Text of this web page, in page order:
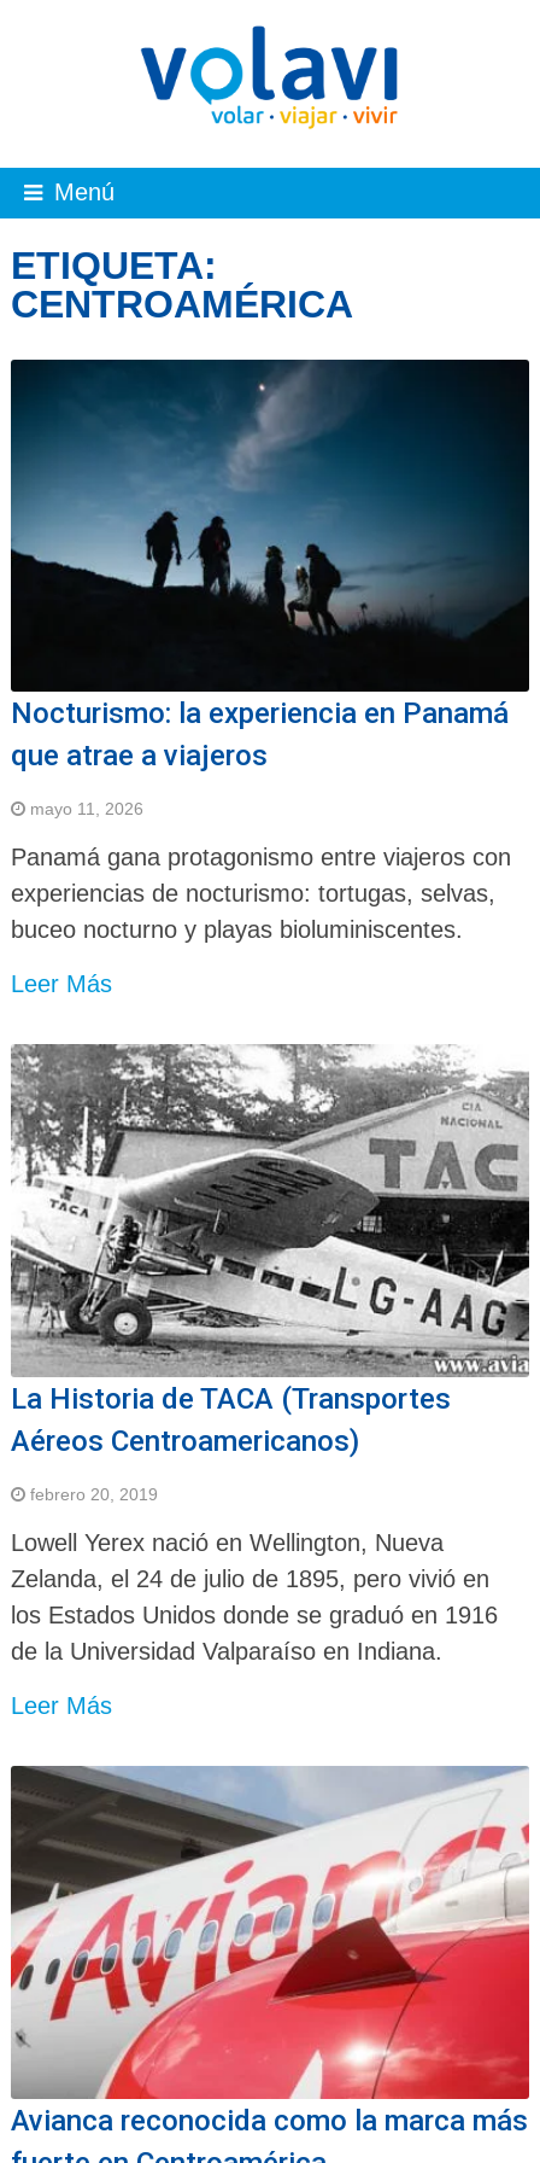
Menú
ETIQUETA:
CENTROAMÉRICA
Nocturismo: la experiencia en Panamá
que atrae a viajeros
mayo 11, 2026
Panamá gana protagonismo entre viajeros con
experiencias de nocturismo: tortugas, selvas,
buceo nocturno y playas bioluminiscentes.
Leer Más
La Historia de TACA (Transportes
Aéreos Centroamericanos)
febrero 20, 2019
Lowell Yerex nació en Wellington, Nueva
Zelanda, el 24 de julio de 1895, pero vivió en
los Estados Unidos donde se graduó en 1916
de la Universidad Valparaíso en Indiana.
Leer Más
Avianca reconocida como la marca más